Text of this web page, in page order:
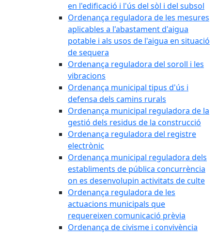
en l'edificació i l'ús del sòl i del subsol
Ordenança reguladora de les mesures
aplicables a l'abastament d'aigua
potable i als usos de l'aigua en situació
de sequera
Ordenança reguladora del soroll i les
vibracions
Ordenança municipal tipus d'ús i
defensa dels camins rurals
Ordenança municipal reguladora de la
gestió dels residus de la construcció
Ordenança reguladora del registre
electrònic
Ordenança municipal reguladora dels
establiments de pública concurrència
on es desenvolupin activitats de culte
Ordenança reguladora de les
actuacions municipals que
requereixen comunicació prèvia
Ordenança de civisme i convivència